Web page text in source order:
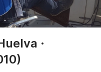
·